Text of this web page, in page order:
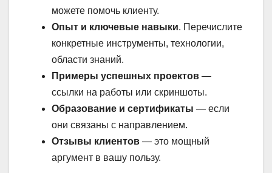
можете помочь клиенту.
Опыт и ключевые навыки. Перечислите
конкретные инструменты, технологии,
области знаний.
Примеры успешных проектов —
ссылки на работы или скриншоты.
Образование и сертификаты — если
они связаны с направлением.
Отзывы клиентов — это мощный
аргумент в вашу пользу.